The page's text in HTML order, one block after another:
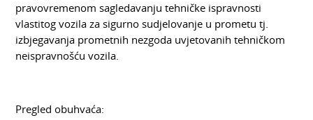
pravovremenom sagledavanju tehničke ispravnosti
vlastitog vozila za sigurno sudjelovanje u prometu tj.
izbjegavanja prometnih nezgoda uvjetovanih tehničkom
neispravnošću vozila.
Pregled obuhvaća: